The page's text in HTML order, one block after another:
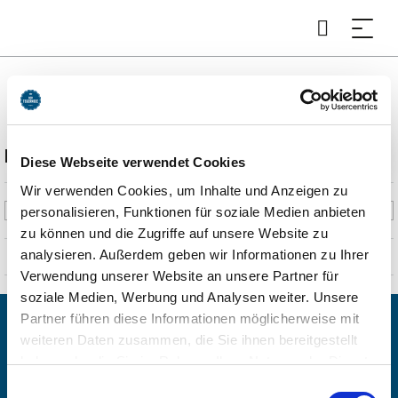
Diese Webseite verwendet Cookies
Wir verwenden Cookies, um Inhalte und Anzeigen zu
personalisieren, Funktionen für soziale Medien anbieten
zu können und die Zugriffe auf unsere Website zu
analysieren. Außerdem geben wir Informationen zu Ihrer
Verwendung unserer Website an unsere Partner für
soziale Medien, Werbung und Analysen weiter. Unsere
Partner führen diese Informationen möglicherweise mit
weiteren Daten zusammen, die Sie ihnen bereitgestellt
haben oder die Sie im Rahmen Ihrer Nutzung der Dienste
Olaf Gulbransson Museum Tegernsee
Beschreibung
Der Norweger Olaf Gulbransson erlangte als Karikaturist der
legendären Münchner Satire-Zeitung „Simplicissimus“
internationalen Ruhm. Seit 1966 zeigt das Museum eine Auswahl
seiner Karikaturen, Ölgemälde sowie Zeichnungen. Für großes
Interesse sorgen auch die beiden Filme über den Künstler, die den
Arbeitsalltag und die Lebensphilosophie des exzentrischen „Titanen“
illustrieren. Im Neubau werden regelmäßig wechselnde,